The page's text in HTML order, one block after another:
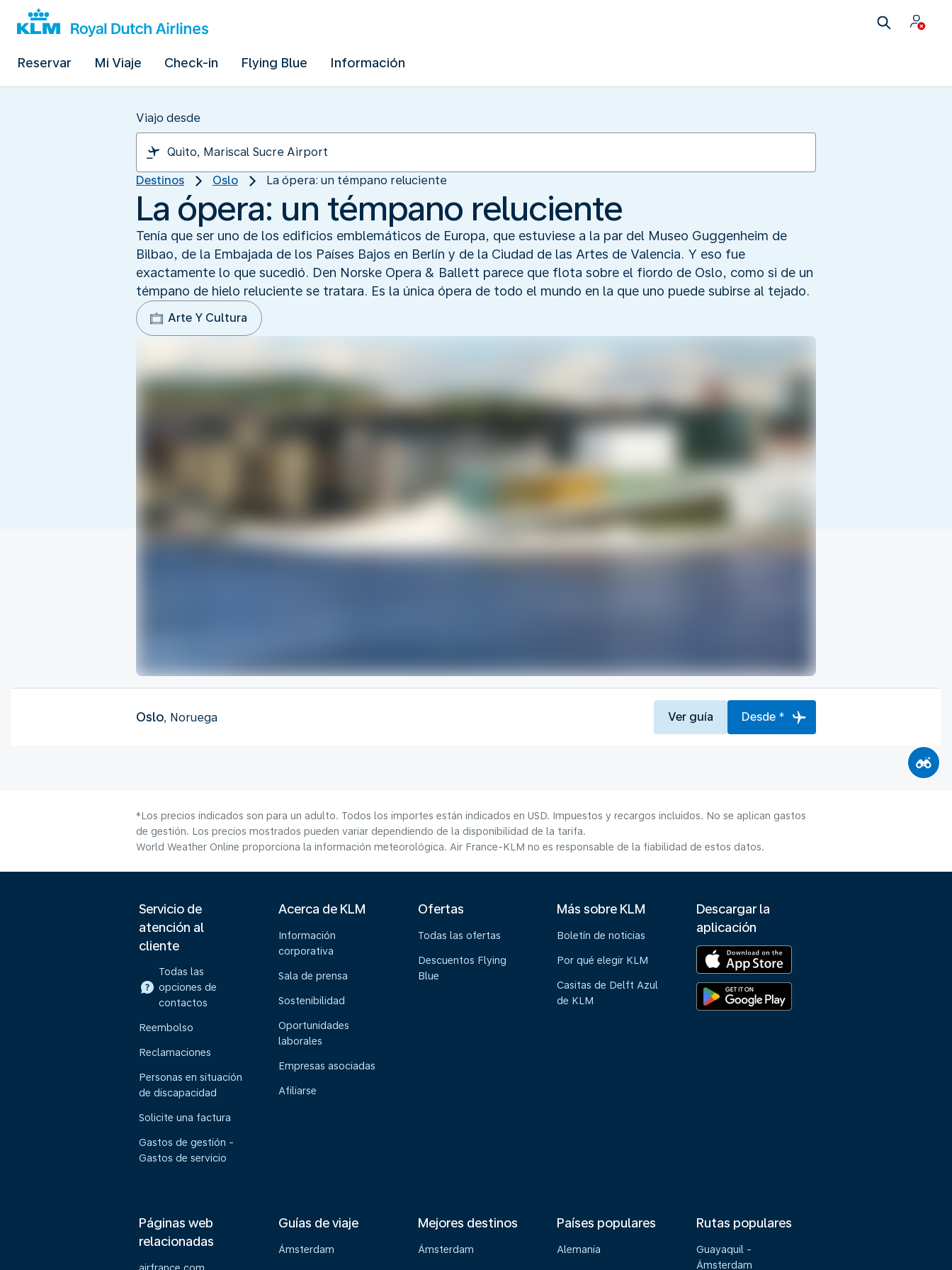
Reservar Mi Viaje Check-in Flying Blue Información
Viajo desde
Destinos Oslo La ópera: un témpano reluciente
La ópera: un témpano reluciente
Tenía que ser uno de los edificios emblemáticos de Europa, que estuviese a la par del Museo Guggenheim de
Bilbao, de la Embajada de los Países Bajos en Berlín y de la Ciudad de las Artes de Valencia. Y eso fue
exactamente lo que sucedió. Den Norske Opera & Ballett parece que flota sobre el fiordo de Oslo, como si de un
témpano de hielo reluciente se tratara. Es la única ópera de todo el mundo en la que uno puede subirse al tejado.
Arte Y Cultura
Oslo, Noruega Ver guía Desde *
*Los precios indicados son para un adulto. Todos los importes están indicados en USD. Impuestos y recargos incluidos. No se aplican gastos
de gestión. Los precios mostrados pueden variar dependiendo de la disponibilidad de la tarifa.
World Weather Online proporciona la información meteorológica. Air France-KLM no es responsable de la fiabilidad de estos datos.
Servicio de
atención al
cliente
Todas las
opciones de
contactos
Reembolso
Reclamaciones
Personas en situación
de discapacidad
Solicite una factura
Gastos de gestión -
Gastos de servicio
Acerca de KLM
Información
corporativa
Sala de prensa
Sostenibilidad
Oportunidades
laborales
Empresas asociadas
Afiliarse
Ofertas
Todas las ofertas
Descuentos Flying
Blue
Más sobre KLM
Boletín de noticias
Por qué elegir KLM
Casitas de Delft Azul
de KLM
Descargar la
aplicación
Páginas web
relacionadas
Guías de viaje
Ámsterdam
Mejores destinos
Ámsterdam
Países populares
Alemania
Rutas populares
Guayaquil -
Ámsterdam